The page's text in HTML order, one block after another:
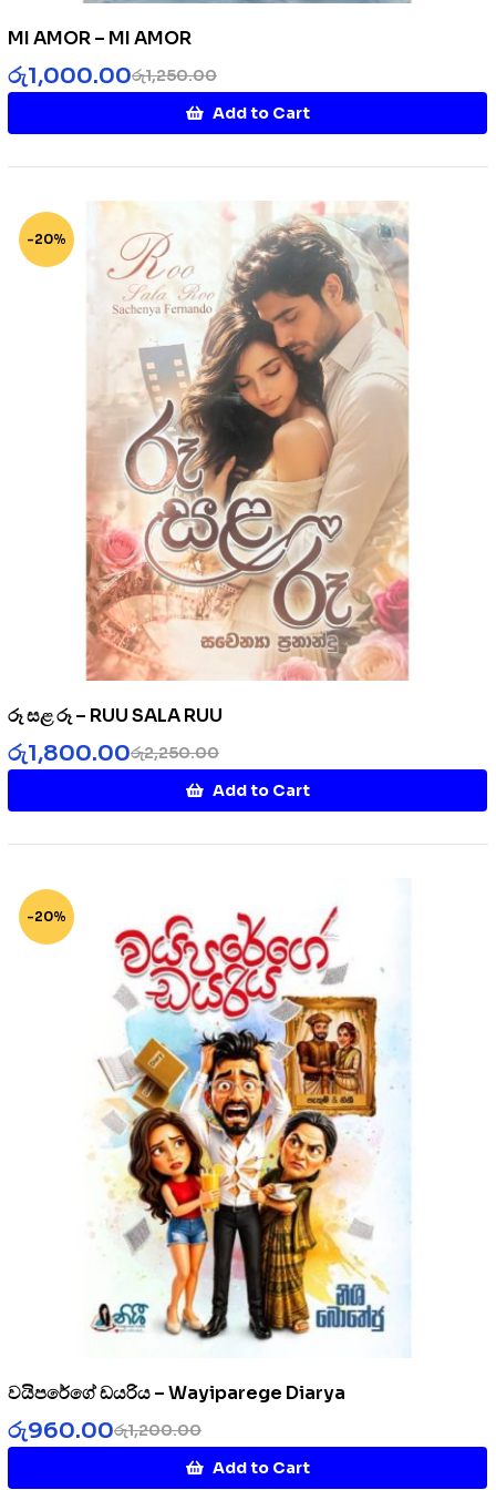
MI AMOR – MI AMOR
රු1,250.00
රු1,000.00
Add to Cart
-20%
රූ සළ රූ – RUU SALA RUU
රු2,250.00
රු1,800.00
Add to Cart
-20%
වයිපරේගේ ඩයරිය – Wayiparege Diarya
රු1,200.00
රු960.00
Add to Cart